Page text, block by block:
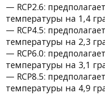
— RCP2.6:
температуры на 1,4
— RCP4.5:
температуры на 2,3
— RCP6.0:
температуры на 3,1
— RCP8.5:
температуры на 4,9